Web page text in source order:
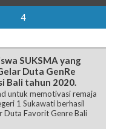
4
SUKSMA yang
Duta GenRe
Bali tahun 2020.
untuk memotivasi remaja
1 Sukawati berhasil
Duta Favorit Genre Bali